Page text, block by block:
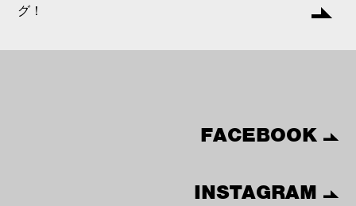
グ！
FACEBOOK
INSTAGRAM